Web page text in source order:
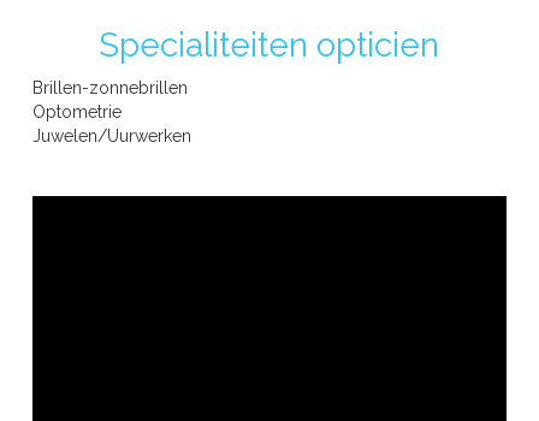
FERRAGAMO eyewear
Specialiteiten opticien
Brillen-zonnebrillen
Optometrie
Juwelen/Uurwerken